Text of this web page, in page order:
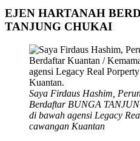
EJEN HARTANAH
TANJUNG CHUKAI
Saya Firdaus Hashim,
Berdaftar BUNGA
di bawah agensi Legacy
cawangan Kuantan